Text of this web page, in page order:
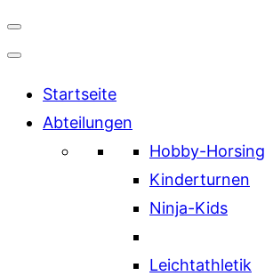
Startseite
Abteilungen
Hobby-Horsing
Kinderturnen
Ninja-Kids
Leichtathletik